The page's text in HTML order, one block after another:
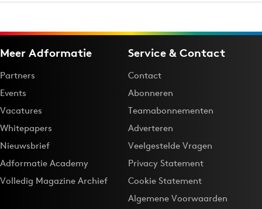
Meer Adformatie
Partners
Events
Vacatures
Whitepapers
Nieuwsbrief
Adformatie Academy
Volledig Magazine Archief
Service & Contact
Contact
Abonneren
Teamabonnementen
Adverteren
Veelgestelde Vragen
Privacy Statement
Cookie Statement
Algemene Voorwaarden